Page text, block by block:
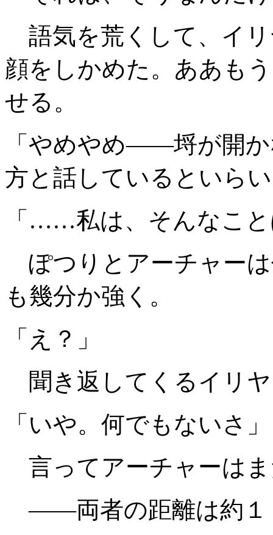
語気を荒くして、イ
顔をしかめた。ああも
せる。
「やめやめ――埒が開
方と話しているといら
「……私は、そんなこ
ぽつりとアーチャー
も幾分か強く。
「え？」
聞き返してくるイリ
「いや。何でもないさ」
言ってアーチャーは
――両者の距離は約１